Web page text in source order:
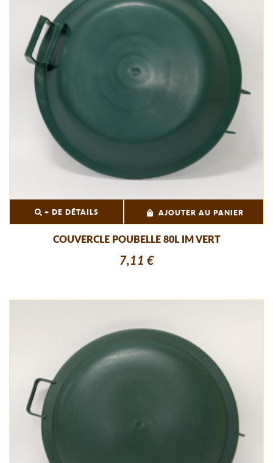
+ DE DÉTAILS AJOUTER AU PANIER
COUVERCLE POUBELLE 80L IM VERT
7,11 €